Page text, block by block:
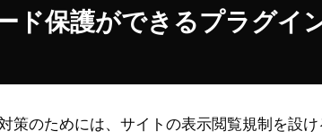
ド保護ができるプラグイ
策のためには、サイトの表示閲覧規制を設け